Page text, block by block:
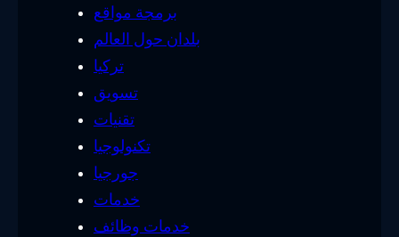
برمجة مواقع
بلدان حول العالم
تركيا
تسويق
تقنيات
تكنولوجيا
جورجيا
خدمات
خدمات وظائف